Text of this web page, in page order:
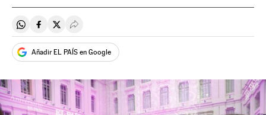
Compartir en Whatsapp
Compartir en Facebook
Compartir en Twitter
Desplegar Redes Sociales
Añadir EL PAÍS en Google